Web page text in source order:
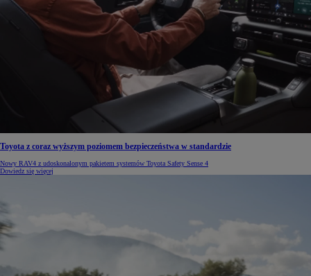
Toyota z coraz wyższym poziomem bezpieczeństwa w standardzie
Nowy RAV4 z udoskonalonym pakietem systemów Toyota Safety Sense 4
Dowiedz się więcej